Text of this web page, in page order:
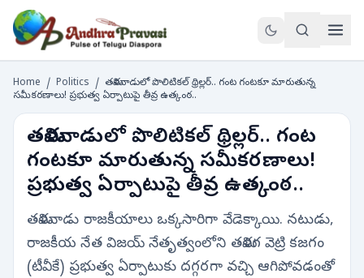
Home / Politics / తమిళనాడులో పొలిటికల్ థ్రిల్లర్.. గంట గంటకూ మారుతున్న
సమీకరణాలు! ప్రభుత్వ ఏర్పాటుపై తీవ్ర ఉత్కంఠ..
తమిళనాడులో పొలిటికల్ థ్రిల్లర్.. గంట
గంటకూ మారుతున్న సమీకరణాలు!
ప్రభుత్వ ఏర్పాటుపై తీవ్ర ఉత్కంఠ..
తమిళనాడు రాజకీయాలు ఒక్కసారిగా వేడెక్కాయి. నటుడు,
రాజకీయ నేత విజయ్ నేతృత్వంలోని తమిళగ వెట్రి కజగం
(టీవీకే) ప్రభుత్వ ఏర్పాటుకు దగ్గరగా వచ్చి ఆగిపోవడంతో